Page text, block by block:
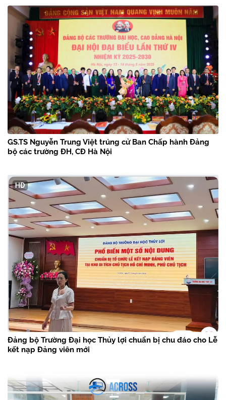
GS.TS Nguyễn Trung Việt trúng cử Ban Chấp hành Đảng
bộ các trường ĐH, CĐ Hà Nội
Đảng bộ Trường Đại học Thủy lợi chuẩn bị chu đáo cho Lễ
kết nạp Đảng viên mới